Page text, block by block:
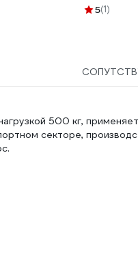
W1545
5(1)
500 кг,
секторе,